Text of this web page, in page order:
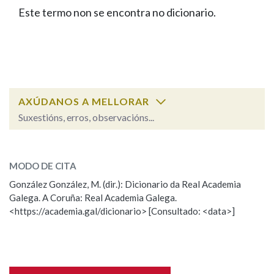
FIGURAS HOMENAXEADAS
PORTAL DAS PALABRAS
Facebook
TwitterYoutubeInstagram
Bluesky
BUSCAR NOS LEMAS
Remata por
BUSCAR NO CONTIDO
Nas definicións
Este termo non se encontra no dicionario.
AXÚDANOS A MELLORAR
Suxestións, erros, observacións...
Observación
Nome
MODO DE CITA
González González, M. (dir.): Dicionario da Real Academia
Galega. A Coruña: Real Academia Galega.
<https://academia.gal/dicionario> [Consultado: <data>]